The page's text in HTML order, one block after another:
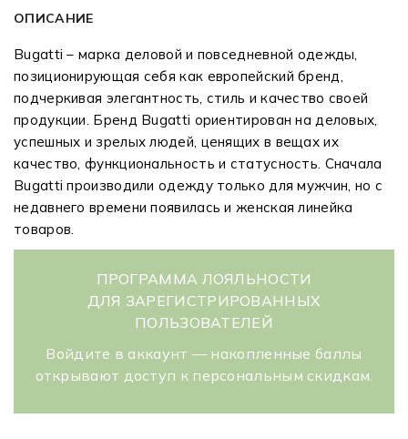
ОПИСАНИЕ
Bugatti – марка деловой и повседневной одежды,
позиционирующая себя как европейский бренд,
подчеркивая элегантность, стиль и качество своей
продукции. Бренд Bugatti ориентирован на деловых,
успешных и зрелых людей, ценящих в вещах их
качество, функциональность и статусность. Сначала
Bugatti производили одежду только для мужчин, но с
недавнего времени появилась и женская линейка
товаров.
ПРОГРАММА ЛОЯЛЬНОСТИ
ДЛЯ ЗАРЕГИСТРИРОВАННЫХ
ПОЛЬЗОВАТЕЛЕЙ
Войдите в аккаунт — накопленные баллы
открывают доступ к персональным скидкам.